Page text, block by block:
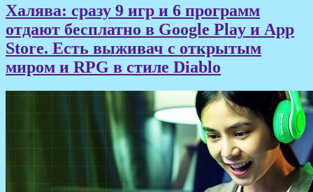
Халява: сразу 9 игр и 6 программ
отдают бесплатно в Google Play и App
Store. Есть выживач с открытым
миром и RPG в стиле Diablo